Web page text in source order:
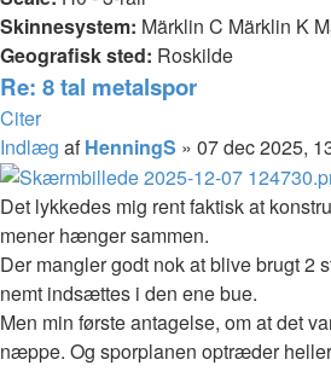
Skinnesystem: Märklin C Märklin K
Geografisk sted: Roskilde
Re: 8 tal metalspor
Citer
Indlæg afHenningS » 07 dec 2025,
Det lykkedes mig rent faktisk at
mener hænger sammen.
Der mangler godt nok at blive brugt 2
nemt indsættes i den ene bue.
Men min første antagelse, om at det
næppe. Og sporplanen optræder